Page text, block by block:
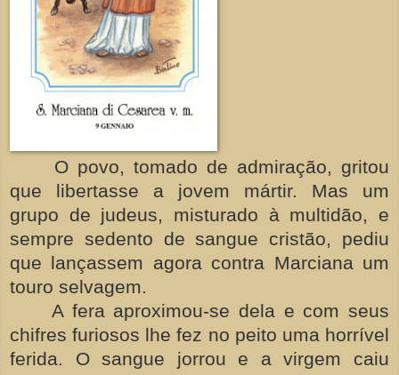
O povo, tomado de admiração, gritou
que libertasse a jovem mártir. Mas um
grupo de judeus, misturado à multidão, e
sempre sedento de sangue cristão, pediu
que lançassem agora contra Marciana um
touro selvagem.
A fera aproximou-se dela e com seus
chifres furiosos lhe fez no peito uma horrível
ferida. O sangue jorrou e a virgem caiu